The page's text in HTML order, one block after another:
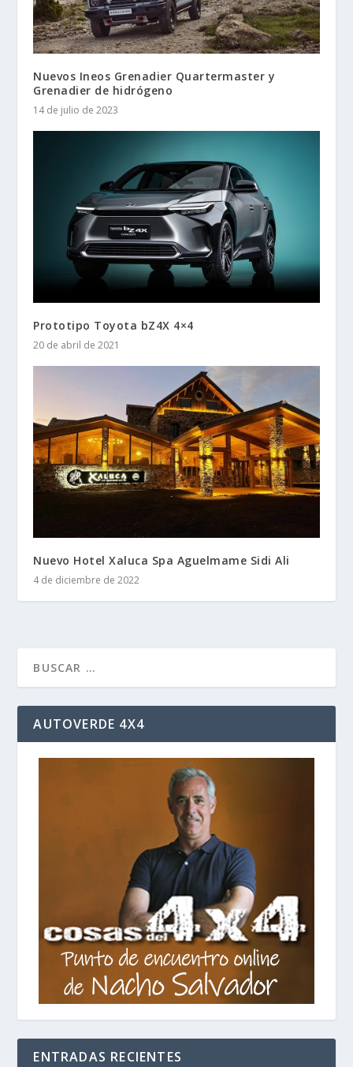
Nuevos Ineos Grenadier Quartermaster y
Grenadier de hidrógeno
14 de julio de 2023
Prototipo Toyota bZ4X 4×4
20 de abril de 2021
Nuevo Hotel Xaluca Spa Aguelmame Sidi Ali
4 de diciembre de 2022
AUTOVERDE 4X4
ENTRADAS RECIENTES